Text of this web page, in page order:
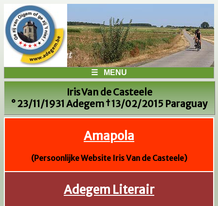
☰ MENU
Iris Van de Casteele
° 23/11/1931 Adegem † 13/02/2015 Paraguay
Amapola
(Persoonlijke Website Iris Van de Casteele)
Adegem Literair